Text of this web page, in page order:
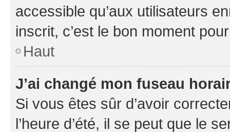
accessible qu’aux utilisateurs
inscrit, c’est le bon moment
Haut
J’ai changé mon fuseau
Si vous êtes sûr d’avoir
l’heure d’été, il se peut que le